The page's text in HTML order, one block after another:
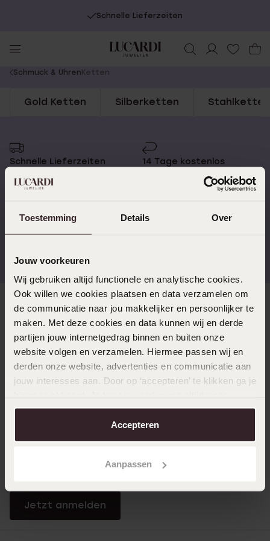
Toestemming Details Over
Jouw voorkeuren
Wij gebruiken altijd functionele en analytische cookies.
Ook willen we cookies plaatsen en data verzamelen om
de communicatie naar jou makkelijker en persoonlijker te
maken. Met deze cookies en data kunnen wij en derde
partijen jouw internetgedrag binnen en buiten onze
website volgen en verzamelen. Hiermee passen wij en
derden onze website, advertenties en communicatie aan
jouw interesses aan. Door op ‘accepteren’ te klikken ga je
aanpassen. Lees er meer over in onscookiebeleid.
Accepteren
Aanpassen
Schnelle Lieferzeiten
You
here:
Schmuck & Uhren Ketten
Gold Ketten Silberketten Stahlketten
Schnelle Lieferzeiten
14 Tage kostenlos
Direkt zu
Über Lucardi
Rabatt auf all deine Einkäufe
Jetzt anmelden